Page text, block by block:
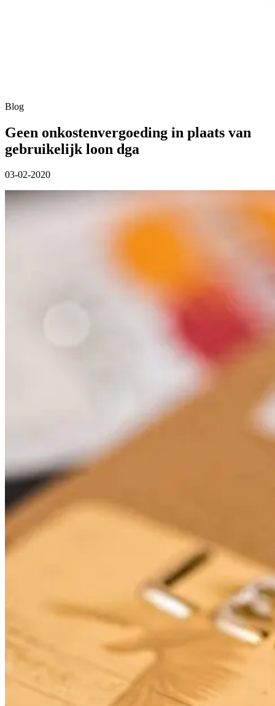
Blog
Geen onkostenvergoeding in plaats van
gebruikelijk loon dga
03-02-2020